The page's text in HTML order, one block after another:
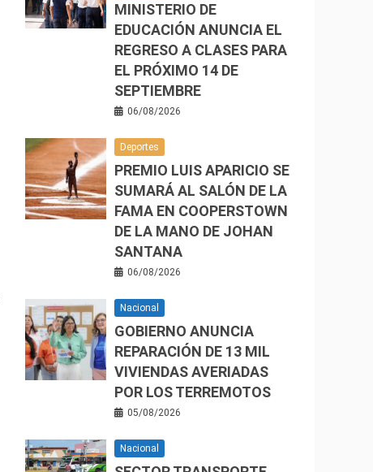
MINISTERIO DE
EDUCACIÓN ANUNCIA EL
REGRESO A CLASES PARA
EL PRÓXIMO 14 DE
SEPTIEMBRE
06/08/2026
Deportes
PREMIO LUIS APARICIO SE
SUMARÁ AL SALÓN DE LA
FAMA EN COOPERSTOWN
DE LA MANO DE JOHAN
SANTANA
06/08/2026
Nacional
GOBIERNO ANUNCIA
REPARACIÓN DE 13 MIL
VIVIENDAS AVERIADAS
POR LOS TERREMOTOS
05/08/2026
Nacional